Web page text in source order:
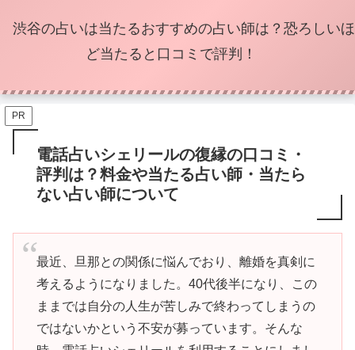
渋谷の占いは当たるおすすめの占い師は？恐ろしいほ
ど当たると口コミで評判！
PR
電話占いシェリールの復縁の口コミ・
評判は？料金や当たる占い師・当たら
ない占い師について
最近、旦那との関係に悩んでおり、離婚を真剣に
考えるようになりました。40代後半になり、この
ままでは自分の人生が苦しみで終わってしまうの
ではないかという不安が募っています。そんな